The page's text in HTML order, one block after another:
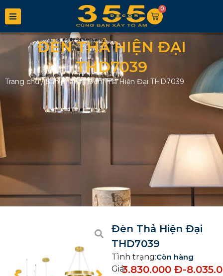
0
ĐÈN THẢ HIỆN ĐẠI
THD7039
Trang chủ/Sản phẩm/Đèn Thả Hiện Đại THD7039
Đèn Thả Hiện Đại
THD7039
Tình trạng:Còn hàng
Giá:3.830.000Đ-